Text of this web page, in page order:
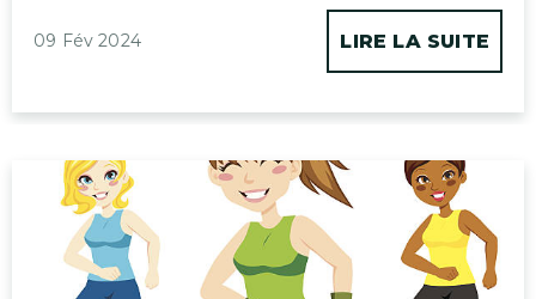
09 Fév 2024 LIRE LA SUITE